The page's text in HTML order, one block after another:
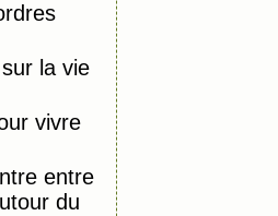
la vie
vivre
entre
du